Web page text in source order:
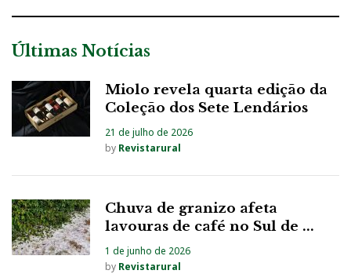
Últimas Notícias
Miolo revela quarta edição da
Coleção dos Sete Lendários
21 de julho de 2026
by Revistarural
Chuva de granizo afeta
lavouras de café no Sul de ...
1 de junho de 2026
by Revistarural